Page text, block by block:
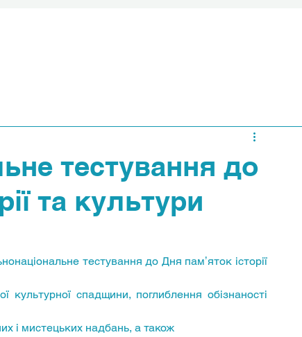
тестування до
та культури
і мистецьких надбань, а також